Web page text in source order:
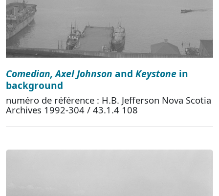
Comedian, Axel Johnson and Keystone in
background
numéro de référence : H.B. Jefferson Nova Scotia
Archives 1992-304 / 43.1.4 108